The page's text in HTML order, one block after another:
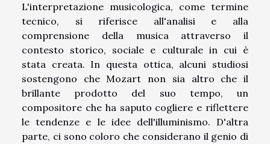
L'interpretazione musicologica, come termine
tecnico, si riferisce all'analisi e alla
comprensione della musica attraverso il
contesto storico, sociale e culturale in cui è
stata creata. In questa ottica, alcuni studiosi
sostengono che Mozart non sia altro che il
brillante prodotto del suo tempo, un
compositore che ha saputo cogliere e riflettere
le tendenze e le idee dell'illuminismo. D'altra
parte, ci sono coloro che considerano il genio di